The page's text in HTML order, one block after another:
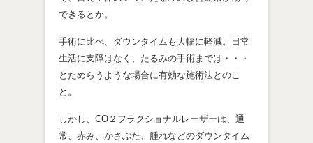
できるとか。
手術に比べ、ダウンタイムも大幅に軽減。日常
生活に支障はなく、たるみの手術までは・・・
とためらうような場合に有効な施術法とのこ
と。
しかし、CO２フラクショナルレーザーは、通
常、赤み、かさぶた、腫れなどのダウンタイム